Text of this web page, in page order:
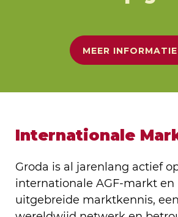
MEER INFORMATIE
Internationale
Groda is al jarenlang actief
internationale AGF-markt en
uitgebreide marktkennis,